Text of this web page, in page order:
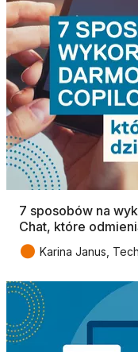
7 sposobów na
Chat, które
● Karina Janus,